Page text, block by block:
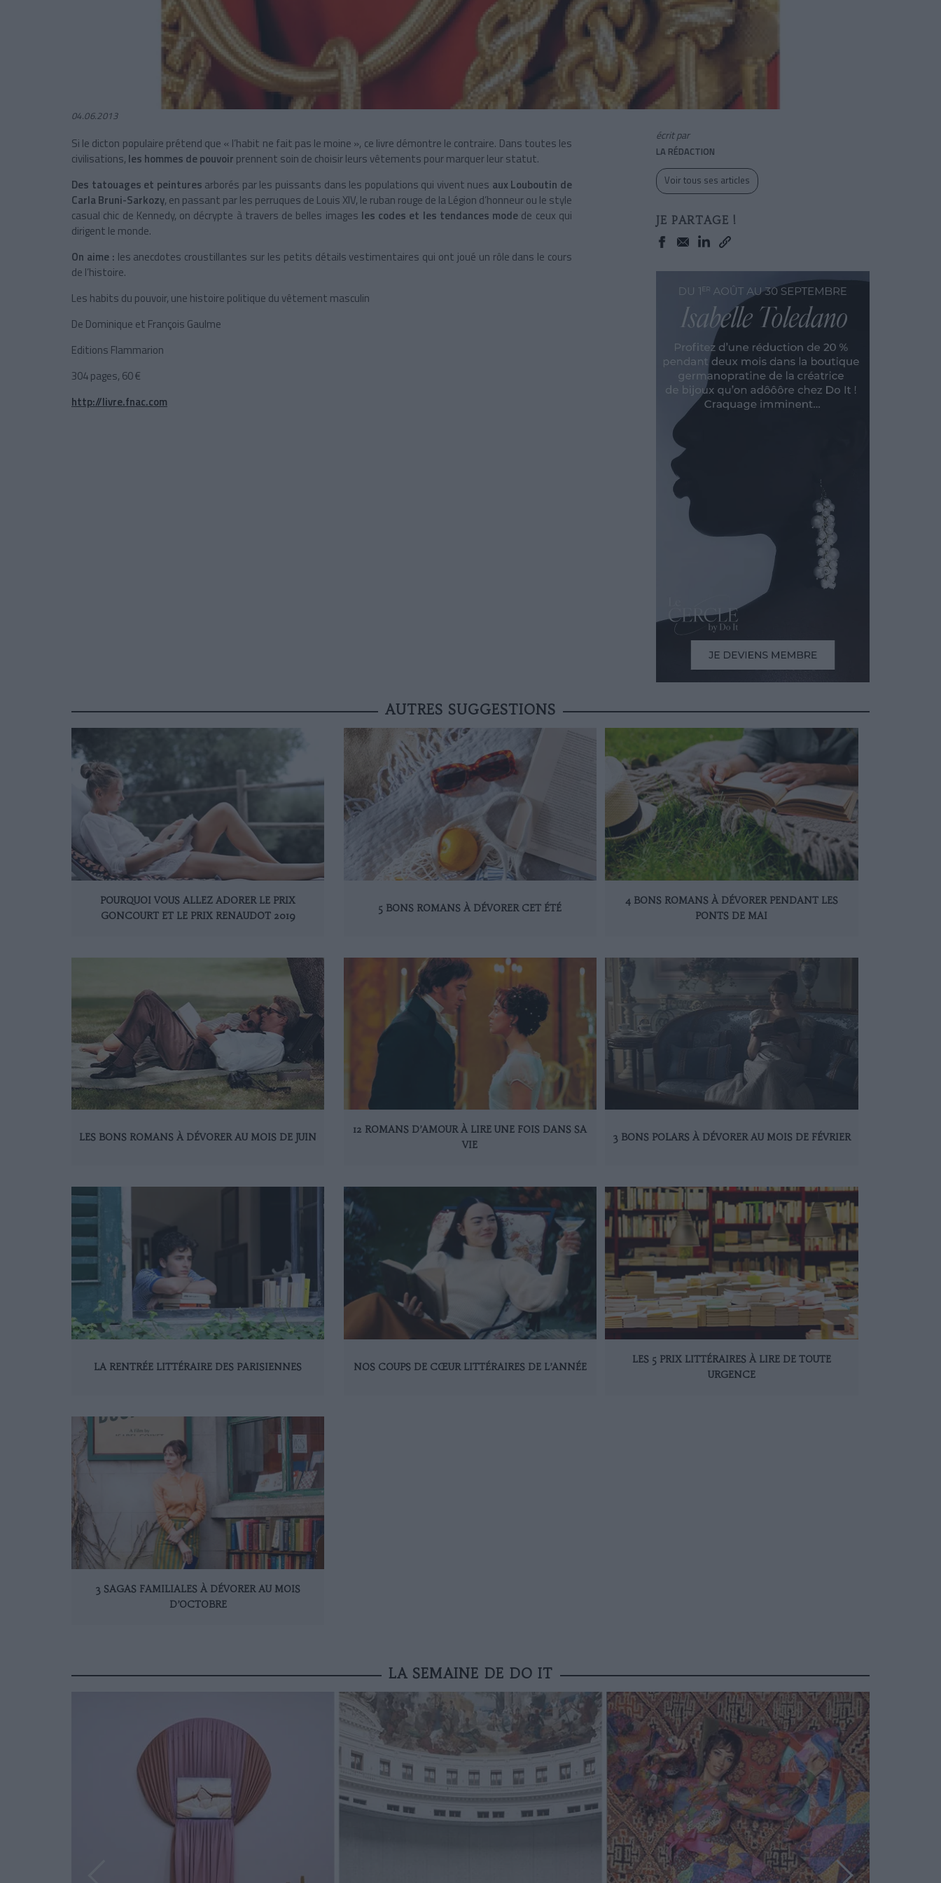
04.06.2013
Si le dicton populaire prétend que « l’habit ne fait pas le moine », ce livre démontre le contraire. Dans toutes les
civilisations, les hommes de pouvoir prennent soin de choisir leurs vêtements pour marquer leur statut.
Des tatouages et peintures arborés par les puissants dans les populations qui vivent nues aux Louboutin de
Carla Bruni-Sarkozy, en passant par les perruques de Louis XIV, le ruban rouge de la Légion d’honneur ou le style
casual chic de Kennedy, on décrypte à travers de belles images les codes et les tendances mode de ceux qui
dirigent le monde.
On aime : les anecdotes croustillantes sur les petits détails vestimentaires qui ont joué un rôle dans le cours
de l’histoire.
Les habits du pouvoir, une histoire politique du vêtement masculin
De Dominique et François Gaulme
Editions Flammarion
304 pages, 60 €
http://livre.fnac.com
écrit par
LA RÉDACTION
Voir tous ses articles
JE PARTAGE !
AUTRES SUGGESTIONS
POURQUOI VOUS ALLEZ ADORER LE PRIX
GONCOURT ET LE PRIX RENAUDOT 2019
5 BONS ROMANS À DÉVORER CET ÉTÉ
4 BONS ROMANS À DÉVORER PENDANT LES
PONTS DE MAI
LES BONS ROMANS À DÉVORER AU MOIS DE JUIN
12 ROMANS D’AMOUR À LIRE UNE FOIS DANS SA
VIE
3 BONS POLARS À DÉVORER AU MOIS DE FÉVRIER
LA RENTRÉE LITTÉRAIRE DES PARISIENNES NOS COUPS DE CŒUR LITTÉRAIRES DE L’ANNÉE
LES 5 PRIX LITTÉRAIRES À LIRE DE TOUTE
URGENCE
3 SAGAS FAMILIALES À DÉVORER AU MOIS
D’OCTOBRE
LA SEMAINE DE DO IT